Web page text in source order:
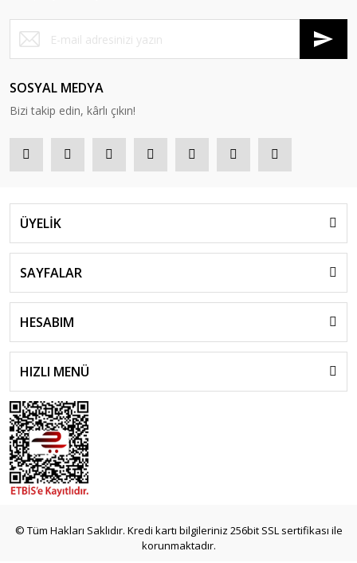
SOSYAL MEDYA
Bizi takip edin, kârlı çıkın!
ÜYELİK
SAYFALAR
HESABIM
HIZLI MENÜ
© Tüm Hakları Saklıdır. Kredi kartı bilgileriniz 256bit SSL sertifikası ile
korunmaktadır.